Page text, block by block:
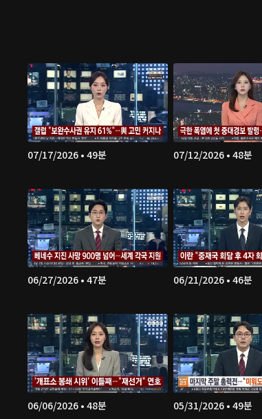
07/17/2026 • 49분 07/12/2026 • 48분
06/27/2026 • 47분 06/21/2026 • 46분
06/06/2026 • 48분 05/31/2026 • 49분